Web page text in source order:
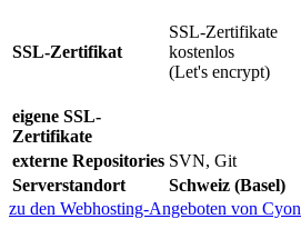
SSL-Zertifikat
SSL-Zertifikate
kostenlos
(Let's encrypt)
eigene SSL-
Zertifikate
externe Repositories SVN, Git
Serverstandort
Schweiz (Basel)
zu den Webhosting-Angeboten von Cyon